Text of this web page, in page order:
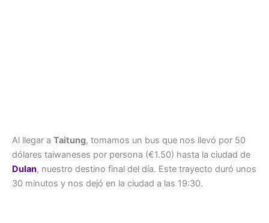
Al llegar a Taitung, tomamos un bus que nos llevó por 50
dólares taiwaneses por persona (€1.50) hasta la ciudad de
Dulan, nuestro destino final del día. Este trayecto duró unos
30 minutos y nos dejó en la ciudad a las 19:30.